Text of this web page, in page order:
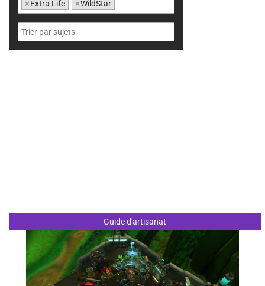
Guide d'artisanat
×Extra Life ×WildStar